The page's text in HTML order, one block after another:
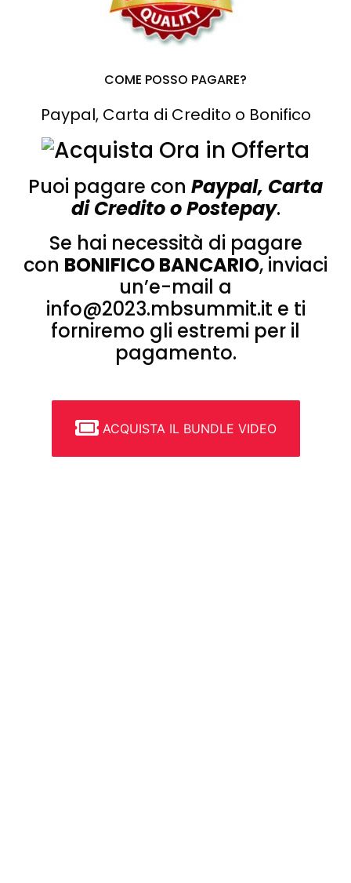
COME POSSO PAGARE?
Paypal, Carta di Credito o Bonifico
Puoi pagare con Paypal, Carta
di Credito o Postepay.
Se hai necessità di pagare
con BONIFICO BANCARIO, inviaci
un’e-mail a
info@2023.mbsummit.it e ti
forniremo gli estremi per il
pagamento.
ACQUISTA IL BUNDLE VIDEO